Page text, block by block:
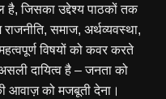
है, जिसका उद्देश्य पाठकों तक
समाज, अर्थव्यवस्था,
विषयों को कवर करते
दायित्व है – जनता को
आवाज़ को मजबूती देना।